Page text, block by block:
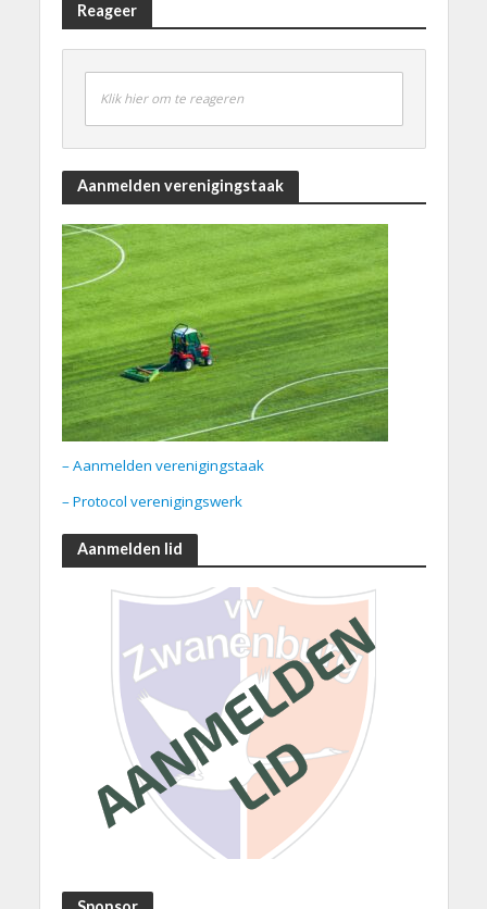
Reageer
Klik hier om te reageren
Aanmelden verenigingstaak
– Aanmelden verenigingstaak
– Protocol verenigingswerk
Aanmelden lid